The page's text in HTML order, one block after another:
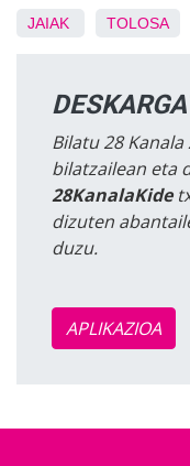
JAIAK TOLOSA
Bilatu 28
bilatzailean eta
28KanalaKide
dizuten
duzu.
APLIKAZIOA